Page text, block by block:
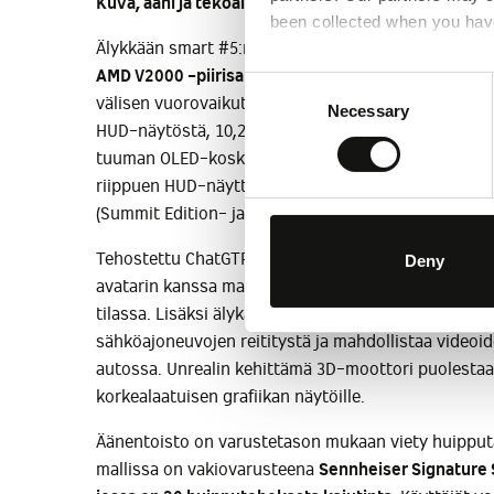
been collected when you
Choose whether to allow
consent at any time in the
Selection
Necessary
Deny
Älykkään smart #5:n digitaalisen ekosysteemin
AMD V2000 -piirisarja, joka mahdollistaa sujuvan
välisen vuorovaikutuksen. Järjestelmä koostuu
HUD-näytöstä, 10,25 tuuman Full HD -
tuuman OLED-kosketusnäytöstä kuljettajalle ja
riippuen HUD-näyttö ja matkustajan viihdenäyttö
(Summit Edition- ja BRABUS Business).
Tehostettu ChatGTP-tekoälypohjainen ääniohjaus
avatarin kanssa mahdollistaa monien ajoneuvon
tilassa. Lisäksi älykäs OS 2.0 -käyttöjärjestelmä
sähköajoneuvojen reititystä ja mahdollistaa
autossa. Unrealin kehittämä 3D-moottori
korkealaatuisen grafiikan näytöille.
Äänentoisto on varustetason mukaan viety
mallissa on vakiovarusteena Sennheiser